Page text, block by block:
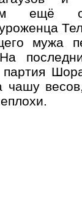
ещё
мужа
чашу